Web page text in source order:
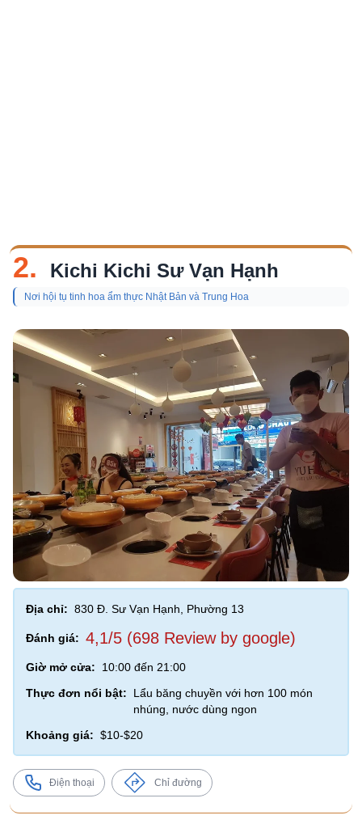
2. Kichi Kichi Sư Vạn Hạnh
Nơi hội tụ tinh hoa ẩm thực Nhật Bản và Trung Hoa
Địa chỉ: 830 Đ. Sư Vạn Hạnh, Phường 13
Đánh giá: 4,1/5 (698 Review by google)
Giờ mở cửa:
10:00 đến 21:00
Thực đơn nổi bật:
Lẩu băng chuyền với hơn 100 món
nhúng, nước dùng ngon
Khoảng giá: $10-$20
Điện thoại Chỉ đường